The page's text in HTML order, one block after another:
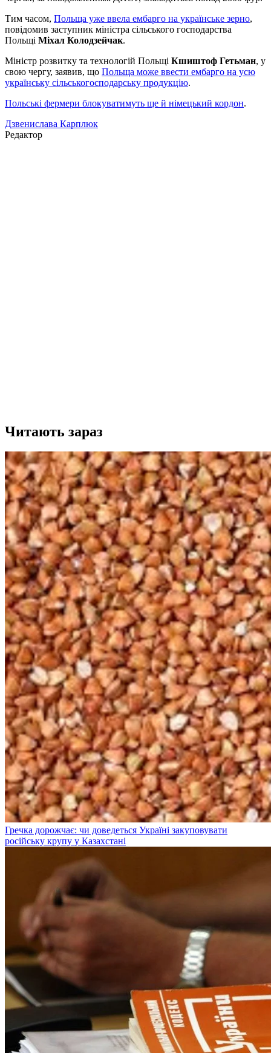
Тим часом, Польща уже ввела ембарго на українське зерно,
повідомив заступник міністра сільського господарства
Польщі Міхал Колодзейчак.
Міністр розвитку та технологій Польщі Кшиштоф Гетьман, у
свою чергу, заявив, що Польща може ввести ембарго на усю
українську сільськогосподарську продукцію.
Польські фермери блокуватимуть ще й німецький кордон.
Дзвенислава Карплюк
Редактор
Читають зараз
Гречка дорожчає: чи доведеться Україні закуповувати
російську крупу у Казахстані